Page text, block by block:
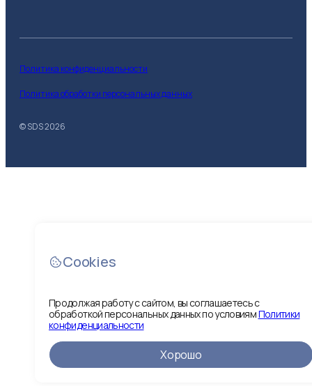
© SDS2026
Политика конфиденциальности
Политика обработки персональных данных
Cookies
Продолжая работу с сайтом, вы соглашаетесь с
обработкой персональных данных по условиямПолитики
конфиденциальности
Хорошо